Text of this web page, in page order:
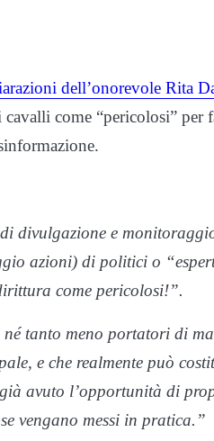
dell’onorevole Rita
come “pericolosi” per
divulgazione e
azioni) di politici o
come pericolosi!”.
tanto meno portatori di
e che realmente può
avuto l’opportunità di
vengano messi in pratica.”